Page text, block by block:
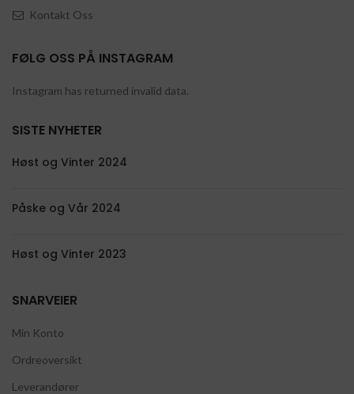
Kontakt Oss
FØLG OSS PÅ INSTAGRAM
Instagram has returned invalid data.
SISTE NYHETER
Høst og Vinter 2024
Påske og Vår 2024
Høst og Vinter 2023
SNARVEIER
Min Konto
Ordreoversikt
Leverandører